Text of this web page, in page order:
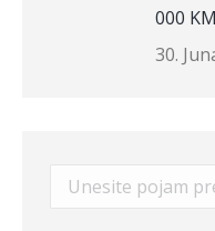
000 KM
30.
Search: